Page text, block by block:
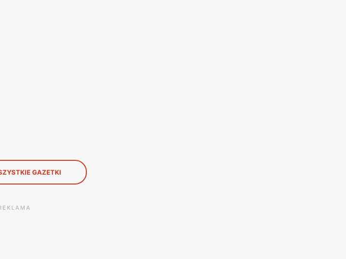
ogromne prawdopodobieństwo, że sklep Delikatesy Centrum znajduje się w
GAZETKI